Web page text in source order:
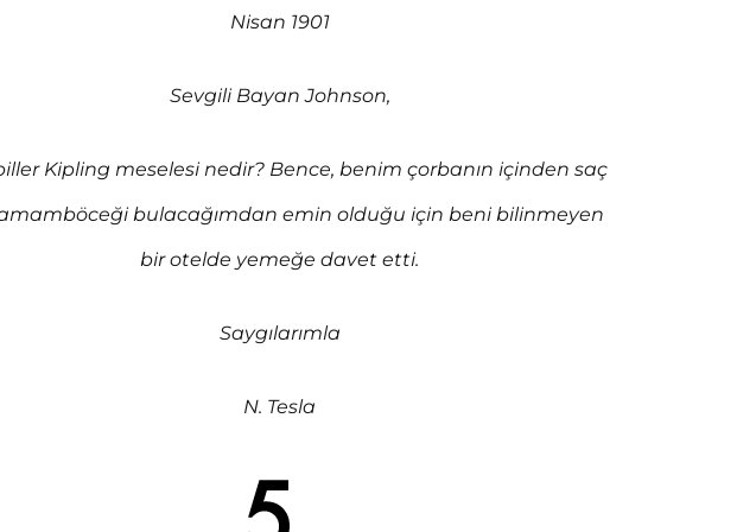
Nisan 1901
Sevgili Bayan Johnson,
Kipling meselesi nedir? Bence, benim çorbanın içinden saç
bulacağımdan emin olduğu için beni bilinmeyen
bir otelde yemeğe davet etti.
Saygılarımla
N. Tesla